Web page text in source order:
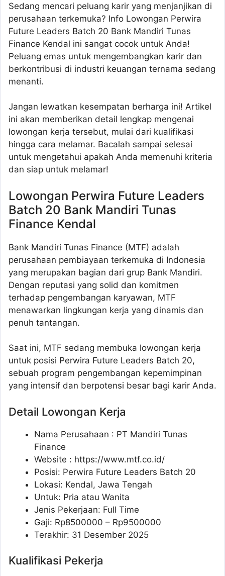
Sedang mencari peluang karir yang menjanjikan di
perusahaan terkemuka? Info Lowongan Perwira
Future Leaders Batch 20 Bank Mandiri Tunas
Finance Kendal ini sangat cocok untuk Anda!
Peluang emas untuk mengembangkan karir dan
berkontribusi di industri keuangan ternama sedang
menanti.
Jangan lewatkan kesempatan berharga ini! Artikel
ini akan memberikan detail lengkap mengenai
lowongan kerja tersebut, mulai dari kualifikasi
hingga cara melamar. Bacalah sampai selesai
untuk mengetahui apakah Anda memenuhi kriteria
dan siap untuk melamar!
Lowongan Perwira Future Leaders
Batch 20 Bank Mandiri Tunas
Finance Kendal
Bank Mandiri Tunas Finance (MTF) adalah
perusahaan pembiayaan terkemuka di Indonesia
yang merupakan bagian dari grup Bank Mandiri.
Dengan reputasi yang solid dan komitmen
terhadap pengembangan karyawan, MTF
menawarkan lingkungan kerja yang dinamis dan
penuh tantangan.
Saat ini, MTF sedang membuka lowongan kerja
untuk posisi Perwira Future Leaders Batch 20,
sebuah program pengembangan kepemimpinan
yang intensif dan berpotensi besar bagi karir Anda.
Detail Lowongan Kerja
Nama Perusahaan : PT Mandiri Tunas
Finance
Website : https://www.mtf.co.id/
Posisi: Perwira Future Leaders Batch 20
Lokasi: Kendal, Jawa Tengah
Untuk: Pria atau Wanita
Jenis Pekerjaan: Full Time
Gaji: Rp8500000 – Rp9500000
Terakhir: 31 Desember 2025
Kualifikasi Pekerja